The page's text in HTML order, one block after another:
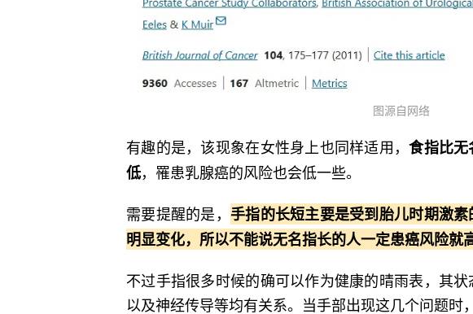
图源自网络
有趣的是，该现象在女性身上也同样适用，食指比
低，罹患乳腺癌的风险也会低一些。
需要提醒的是， 手指的长短主要是受到胎儿时期激
明显变化，所以不能说无名指长的人一定患癌风险就
不过手指很多时候的确可以作为健康的晴雨表，其
以及神经传导等均有关系。当手部出现这几个问题时